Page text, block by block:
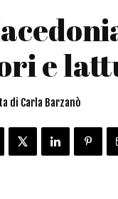
e
di Carla Barzanò